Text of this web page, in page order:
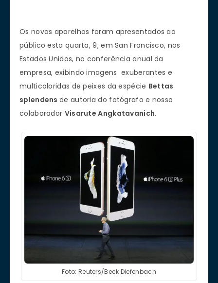
Os novos aparelhos foram apresentados ao
público esta quarta, 9, em San Francisco, nos
Estados Unidos, na conferência anual da
empresa, exibindo imagens exuberantes e
multicoloridas de peixes da espécie Bettas
splendensde autoria do fotógrafo e nosso
colaborador Visarute Angkatavanich.
Foto: Reuters/Beck Diefenbach